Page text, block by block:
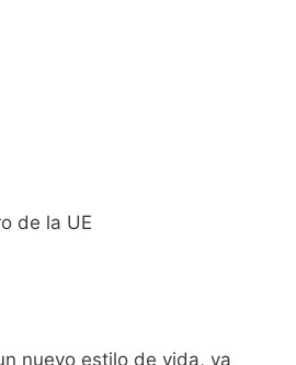
nuevo estilo de vida, ya